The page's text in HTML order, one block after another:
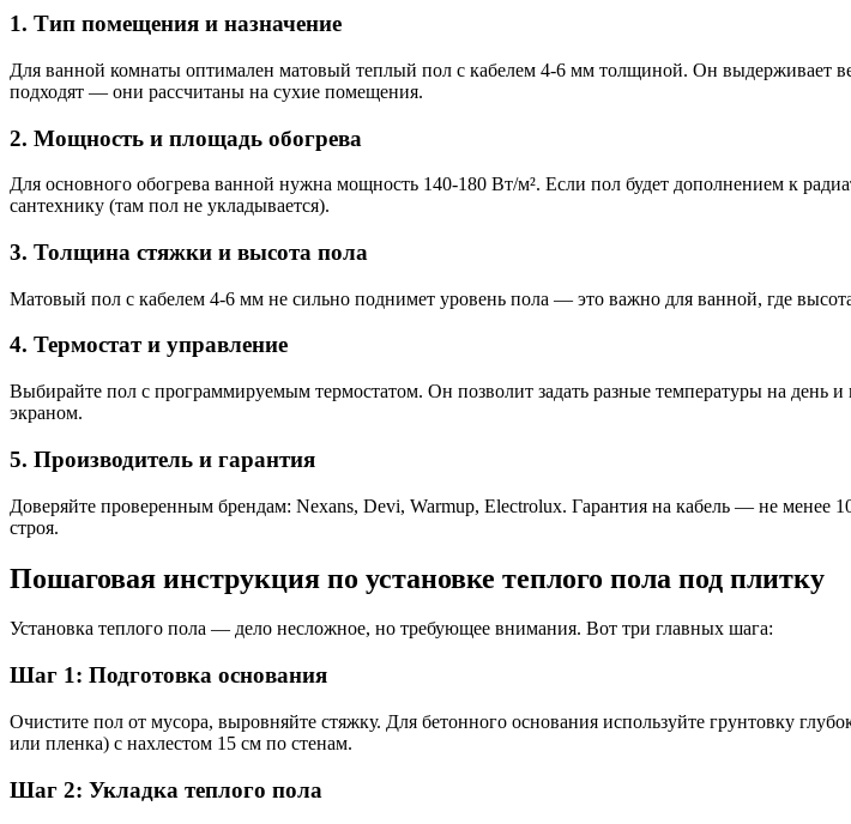
1. Тип помещения и назначение
Для ванной комнаты оптимален матовый теплый пол с кабелем 4-6 мм толщиной. Он выдерживает
подходят — они рассчитаны на сухие помещения.
2. Мощность и площадь обогрева
Для основного обогрева ванной нужна мощность 140-180 Вт/м². Если пол будет дополнением к
сантехнику (там пол не укладывается).
3. Толщина стяжки и высота пола
Матовый пол с кабелем 4-6 мм не сильно поднимет уровень пола — это важно для ванной, где
4. Термостат и управление
Выбирайте пол с программируемым термостатом. Он позволит задать разные температуры на день
экраном.
5. Производитель и гарантия
Доверяйте проверенным брендам: Nexans, Devi, Warmup, Electrolux. Гарантия на кабель — не менее
строя.
Пошаговая инструкция по установке теплого пола под плитку
Установка теплого пола — дело несложное, но требующее внимания. Вот три главных шага:
Шаг 1: Подготовка основания
Очистите пол от мусора, выровняйте стяжку. Для бетонного основания используйте грунтовку
или пленка) с нахлестом 15 см по стенам.
Шаг 2: Укладка теплого пола